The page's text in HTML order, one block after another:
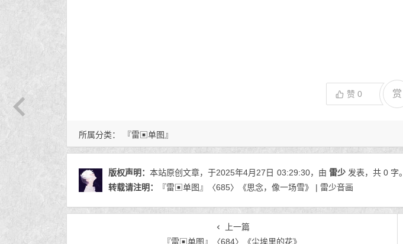
所属分类： 『雷▣单图』
赞 0 赏
版权声明： 本站原创文章，于2025年4月27日 03:29:30，由 雷少 发表，共 0 字。
转载请注明：
『雷▣单图』〈685〉《思念，像一场雪》 | 雷少音画
上一篇
『雷▣单图』〈684〉《尘埃里的花》